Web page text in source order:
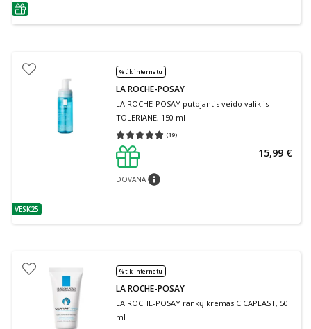
patarimas
patarimas
VESK25
% tik internetu
LA ROCHE-POSAY
LA ROCHE-POSAY putojantis veido valiklis
TOLERIANE, 150 ml
(19)
Vidutinis įvertinimas 4.89
DOVANApatarimas
15,99 €
% tik internetu
LA ROCHE-POSAY
LA ROCHE-POSAY rankų kremas CICAPLAST, 50
ml